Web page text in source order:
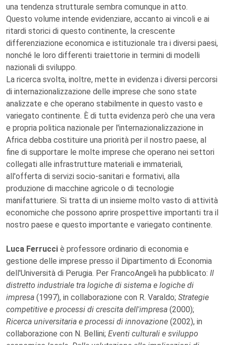
una tendenza strutturale sembra comunque in atto.
Questo volume intende evidenziare, accanto ai vincoli e ai
ritardi storici di questo continente, la crescente
differenziazione economica e istituzionale tra i diversi paesi,
nonché le loro differenti traiettorie in termini di modelli
nazionali di sviluppo.
La ricerca svolta, inoltre, mette in evidenza i diversi percorsi
di internazionalizzazione delle imprese che sono state
analizzate e che operano stabilmente in questo vasto e
variegato continente. È di tutta evidenza però che una vera
e propria politica nazionale per l'internazionalizzazione in
Africa debba costituire una priorità per il nostro paese, al
fine di supportare le molte imprese che operano nei settori
collegati alle infrastrutture materiali e immateriali,
all'offerta di servizi socio-sanitari e formativi, alla
produzione di macchine agricole o di tecnologie
manifatturiere. Si tratta di un insieme molto vasto di attività
economiche che possono aprire prospettive importanti tra il
nostro paese e questo importante e variegato continente.
Luca Ferrucci è professore ordinario di economia e
gestione delle imprese presso il Dipartimento di Economia
dell'Università di Perugia. Per FrancoAngeli ha pubblicato: Il
distretto industriale tra logiche di sistema e logiche di
impresa (1997), in collaborazione con R. Varaldo; Strategie
competitive e processi di crescita dell'impresa (2000);
Ricerca universitaria e processi di innovazione (2002), in
collaborazione con N. Bellini; Eventi culturali e sviluppo